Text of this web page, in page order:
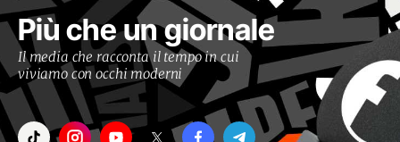
Più che un giornale
Il media che racconta il tempo in cui
viviamo con occhi moderni